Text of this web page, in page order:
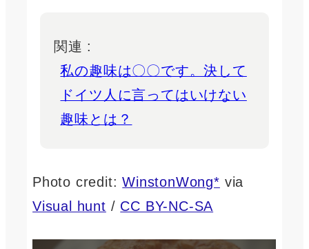
関連 :
私の趣味は〇〇です。決して
ドイツ人に言ってはいけない
趣味とは？
Photo credit:WinstonWong* via
Visual hunt / CC BY-NC-SA